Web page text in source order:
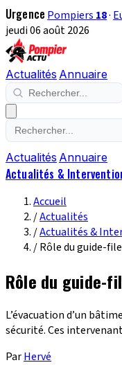
Urgence Pompiers 18·
jeudi 06 août 2026
Actualités Annuaire
Actualités Annuaire
Actualités &
Accueil
/Actualités
/Actualités &
/Rôle du guide-
Rôle du guide-
L’évacuation d’un
sécurité. Ces
ParHervé